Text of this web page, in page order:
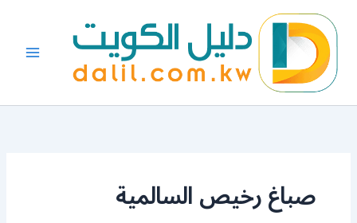
المحتوى
صباغ رخيص السالمية